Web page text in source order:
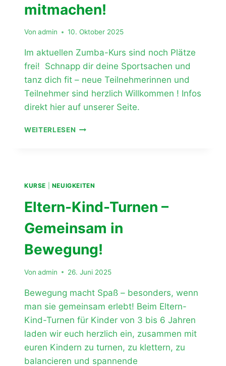
mitmachen!
Von admin 10. Oktober 2025
Im aktuellen Zumba-Kurs sind noch Plätze
frei! Schnapp dir deine Sportsachen und
tanz dich fit – neue Teilnehmerinnen und
Teilnehmer sind herzlich Willkommen ! Infos
direkt hier auf unserer Seite.
WEITERLESEN ZUMBA
KURSE NEUIGKEITEN
Eltern-Kind-Turnen –
Gemeinsam in
Bewegung!
Von admin 26. Juni 2025
Bewegung macht Spaß – besonders, wenn
man sie gemeinsam erlebt! Beim Eltern-
Kind-Turnen für Kinder von 3 bis 6 Jahren
laden wir euch herzlich ein, zusammen mit
euren Kindern zu turnen, zu klettern, zu
balancieren und spannende